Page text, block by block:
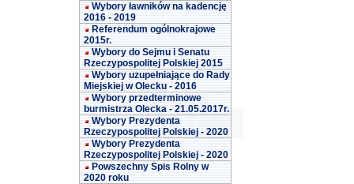
Wybory ławników na kadencję
2016 - 2019
Referendum ogólnokrajowe
2015r.
Wybory do Sejmu i Senatu
Rzeczypospolitej Polskiej 2015
Wybory uzupełniające do Rady
Miejskiej w Olecku - 2016
Wybory przedterminowe
burmistrza Olecka - 21.05.2017r.
Wybory Prezydenta
Rzeczypospolitej Polskiej - 2020
Wybory Prezydenta
Rzeczypospolitej Polskiej - 2020
Powszechny Spis Rolny w
2020 roku